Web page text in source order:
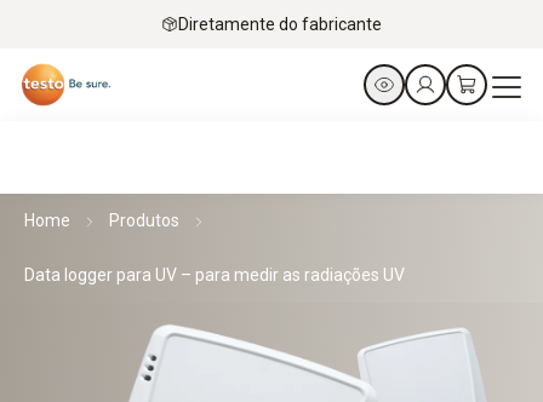
Diretamente do fabricante
Home Produtos
Data logger para UV – para medir as radiações UV